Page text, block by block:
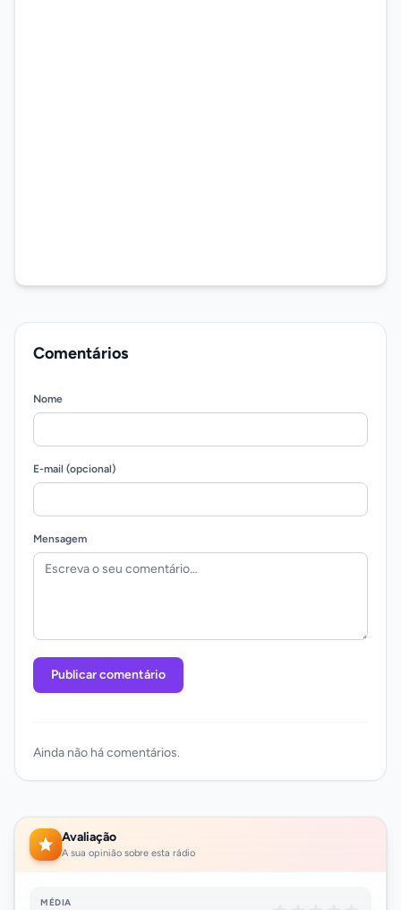
Comentários
Nome
E-mail (opcional)
Mensagem
Publicar comentário
Ainda não há comentários.
Avaliação
A sua opinião sobre esta rádio
MÉDIA